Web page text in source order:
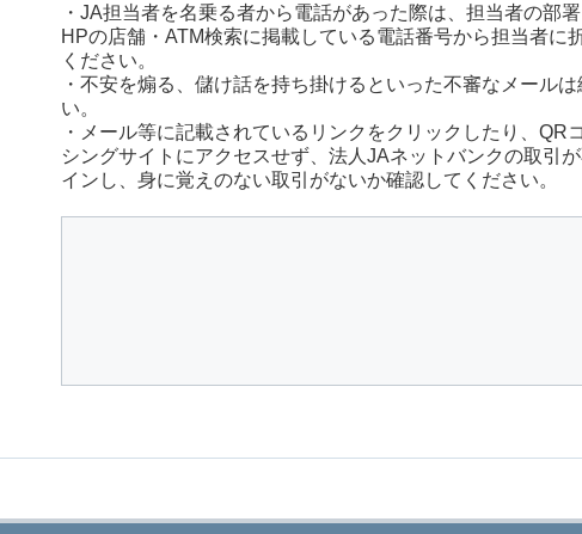
・JA担当者を名乗る者から電話があった際は、担当者の部
HPの店舗・ATM検索に掲載している電話番号から担当者に
ください。
・不安を煽る、儲け話を持ち掛けるといった不審なメール
い。
・メール等に記載されているリンクをクリックしたり、QR
シングサイトにアクセスせず、法人JAネットバンクの取引
インし、身に覚えのない取引がないか確認してください。